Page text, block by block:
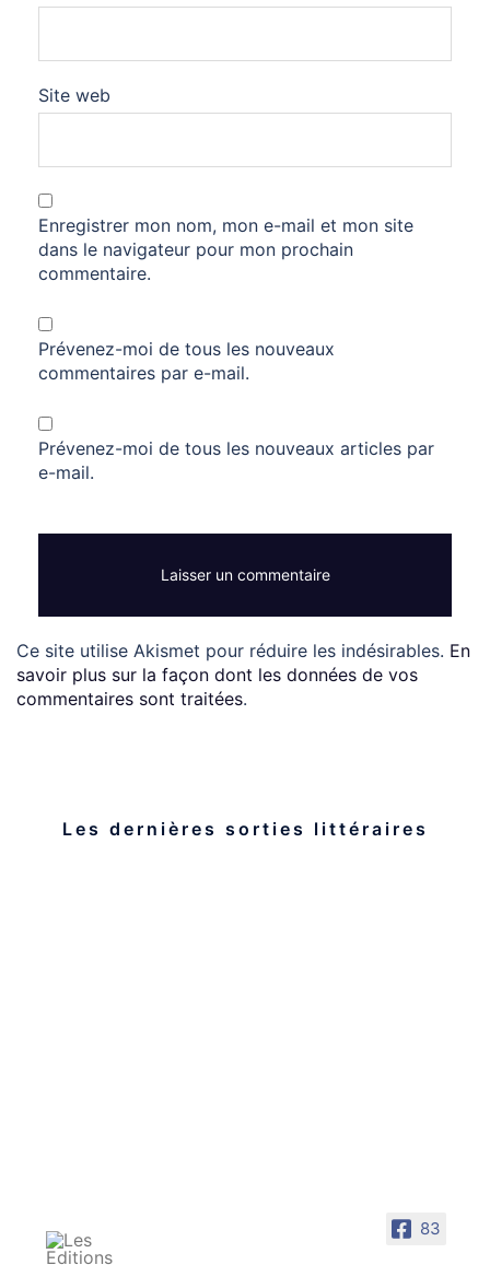
Site web
Enregistrer mon nom, mon e-mail et mon site
dans le navigateur pour mon prochain
commentaire.
Prévenez-moi de tous les nouveaux
commentaires par e-mail.
Prévenez-moi de tous les nouveaux articles par
e-mail.
Ce site utilise Akismet pour réduire les indésirables. En
savoir plus sur la façon dont les données de vos
commentaires sont traitées.
Les dernières sorties littéraires
83